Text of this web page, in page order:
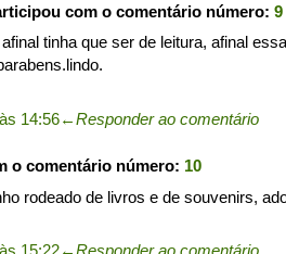
com o comentário número: 9
tinha que ser de leitura, afinal
14:56←Responder ao comentário
o comentário número: 10
rodeado de livros e de souvenirs,